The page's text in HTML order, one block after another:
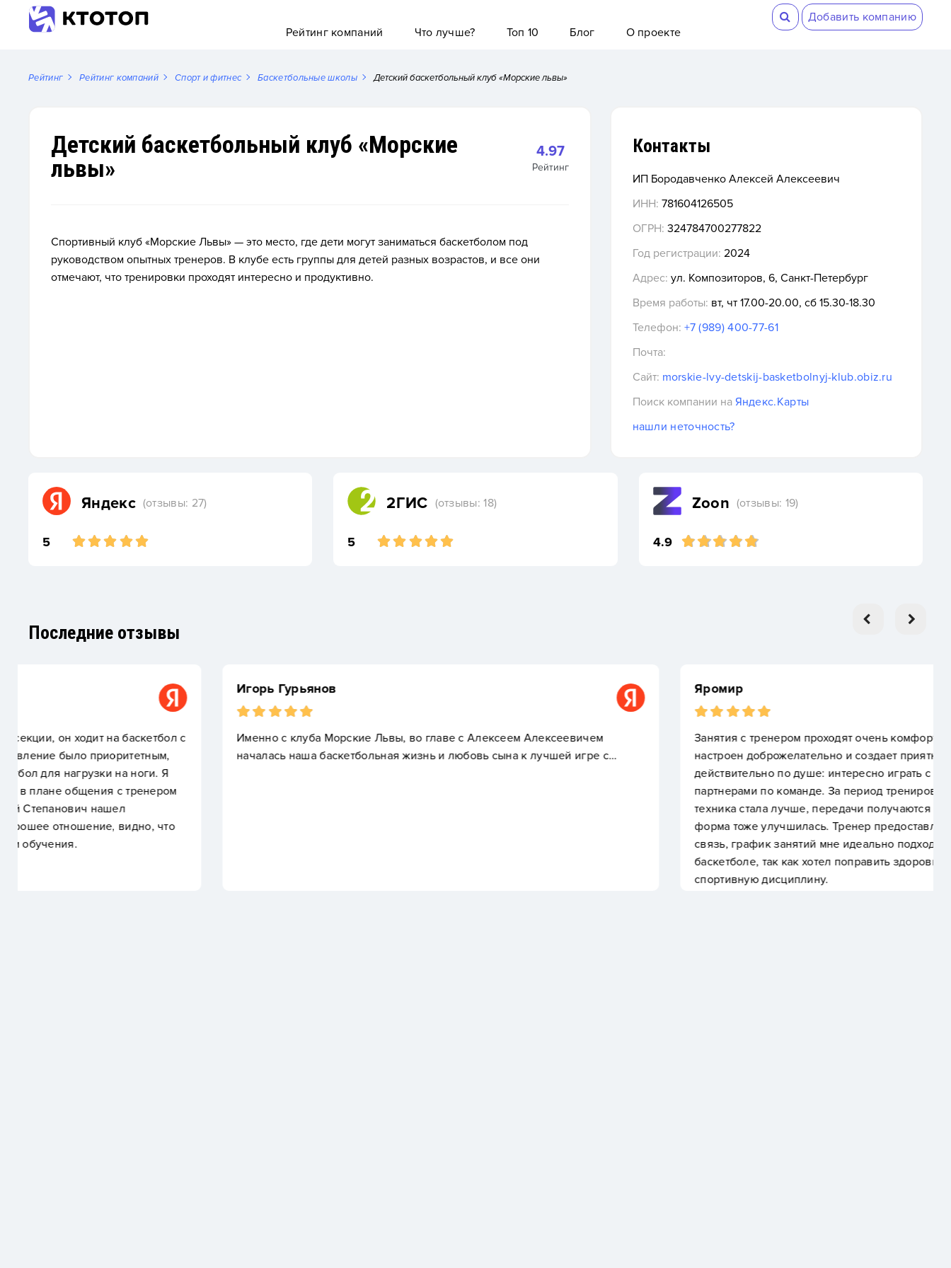
Добавить компанию
Рейтинг компаний
Что лучше? Топ 10 Блог О проекте
Рейтинг Рейтинг компаний Спорт и фитнес Баскетбольные школы Детский баскетбольный клуб «Морские львы»
Детский баскетбольный клуб «Морские
львы»
4.97
Рейтинг
Спортивный клуб «Морские Львы» — это место, где дети могут заниматься баскетболом под
руководством опытных тренеров. В клубе есть группы для детей разных возрастов, и все они
отмечают, что тренировки проходят интересно и продуктивно.
Контакты
ИП Бородавченко Алексей Алексеевич
ИНН: 781604126505
ОГРН: 324784700277822
Год регистрации: 2024
Адрес: ул. Композиторов, 6, Санкт-Петербург
Время работы: вт, чт 17.00-20.00, сб 15.30-18.30
Телефон: +7 (989) 400-77-61
Почта:
Сайт: morskie-lvy-detskij-basketbolnyj-klub.obiz.ru
Поиск компании на Яндекс.Карты
нашли неточность?
Яндекс (отзывы: 27)
5
2ГИС (отзывы: 18)
5
Zoon (отзывы: 19)
4.9
Последние отзывы
Именно с клуба Морские Львы, во главе с Алексеем Алексеевичем
началась наша баскетбольная жизнь и любовь сына к лучшей игре с…
Занятия с тренером проходят очень комфортно, поскольку он всегда
настроен доброжелательно и создает приятную атмосферу. Баскетбол мне
действительно по душе: интересно играть с хорошими противниками и
партнерами по команде. За период тренировок я увидел свое развитие:
техника стала лучше, передачи получаются более точными, физическая
форма тоже улучшилась. Тренер предоставляет качественную обратную
связь, график занятий мне идеально подходит. Я остановился на
баскетболе, так как хотел поправить здоровье и отыскать подходящую